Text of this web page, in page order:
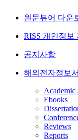
원문뷰어 다운
RISS 개인정보
공지사항
해외전자정보
Academic
Ebooks
Reviews
Reports